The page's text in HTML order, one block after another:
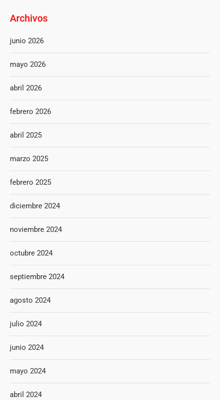
Archivos
junio 2026
mayo 2026
abril 2026
febrero 2026
abril 2025
marzo 2025
febrero 2025
diciembre 2024
noviembre 2024
octubre 2024
septiembre 2024
agosto 2024
julio 2024
junio 2024
mayo 2024
abril 2024